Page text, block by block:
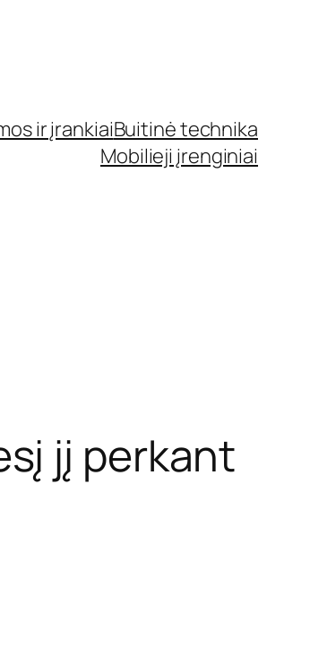
ir įrankiaiBuitinė technika
Mobilieji įrenginiai
jį perkant